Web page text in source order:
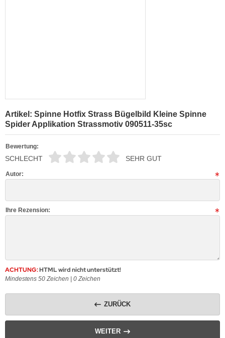
Artikel: Spinne Hotfix Strass Bügelbild Kleine Spinne
Spider Applikation Strassmotiv 090511-35sc
Bewertung:
SCHLECHT SEHR GUT
Autor:
Ihre Rezension:
ACHTUNG:HTML wird nicht unterstützt!
Mindestens 50 Zeichen | 0 Zeichen
ZURÜCK
WEITER